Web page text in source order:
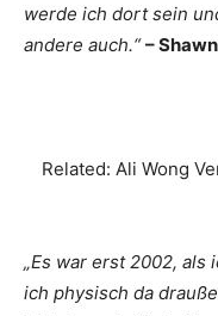
werde ich dort sein
andere auch.“–
Related: Ali Wong
„Es war erst 2002, als
ich physisch da